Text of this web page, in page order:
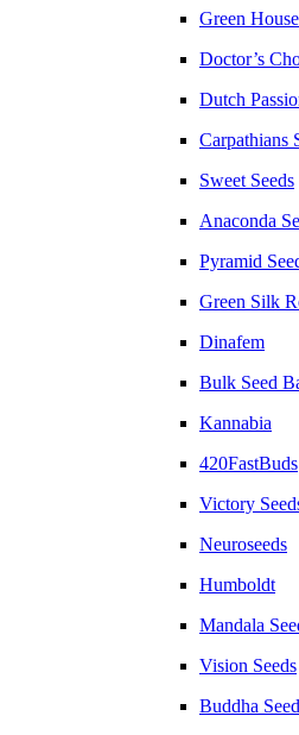
Green
Doctor’s
Dutch
Carpathians
Sweet Seeds
Anaconda
Pyramid
Green Silk
Dinafem
Bulk Seed
Kannabia
420FastBuds
Victory
Neuroseeds
Humboldt
Mandala
Vision Seeds
Buddha